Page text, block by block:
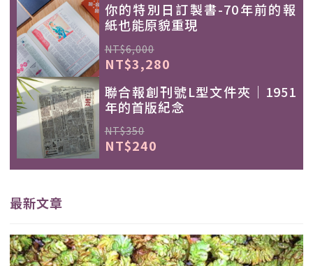
你的特別日訂製書-70年前的報
紙也能原貌重現
NT$6,000
NT$3,280
聯合報創刊號L型文件夾｜1951
年的首版紀念
NT$350
NT$240
最新文章